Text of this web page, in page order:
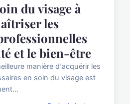
du visage à
les
et le bien-être
manière d'acquérir les
en soin du visage est